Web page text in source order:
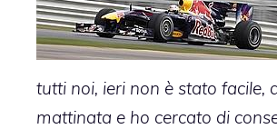
tutti noi, ieri non è stato facile,
mattinata e ho cercato di